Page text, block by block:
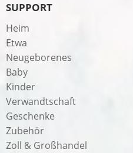
SUPPORT
Heim
Etwa
Neugeborenes
Baby
Kinder
Verwandtschaft
Geschenke
Zubehör
Zoll & Großhandel